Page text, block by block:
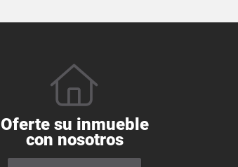
Oferte su inmueble
con nosotros